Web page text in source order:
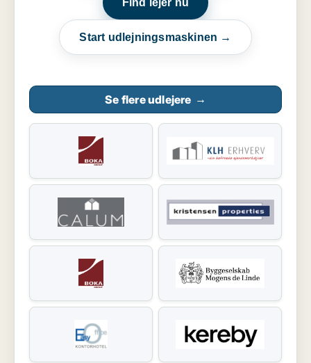
Find lejer nu
Start udlejningsmaskinen →
Se flere udlejere →